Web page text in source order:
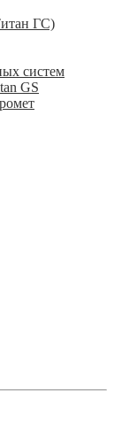
ГС)
систем
GS